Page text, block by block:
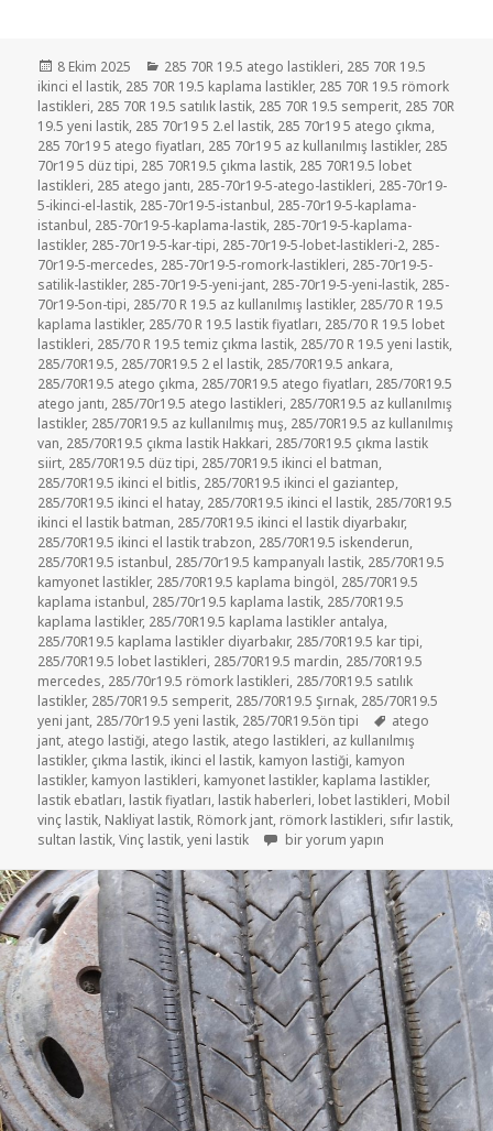
Yayın
tarihi
8 Ekim 2025 Kategoriler
285 70R 19.5 atego lastikleri, 285 70R 19.5
ikinci el lastik, 285 70R 19.5 kaplama lastikler, 285 70R 19.5 römork
lastikleri, 285 70R 19.5 satılık lastik, 285 70R 19.5 semperit, 285 70R
19.5 yeni lastik, 285 70r19 5 2.el lastik, 285 70r19 5 atego çıkma,
285 70r19 5 atego fiyatları, 285 70r19 5 az kullanılmış lastikler, 285
70r19 5 düz tipi, 285 70R19.5 çıkma lastik, 285 70R19.5 lobet
lastikleri, 285 atego jantı, 285-70r19-5-atego-lastikleri, 285-70r19-
5-ikinci-el-lastik, 285-70r19-5-istanbul, 285-70r19-5-kaplama-
istanbul, 285-70r19-5-kaplama-lastik, 285-70r19-5-kaplama-
lastikler, 285-70r19-5-kar-tipi, 285-70r19-5-lobet-lastikleri-2, 285-
70r19-5-mercedes, 285-70r19-5-romork-lastikleri, 285-70r19-5-
satilik-lastikler, 285-70r19-5-yeni-jant, 285-70r19-5-yeni-lastik, 285-
70r19-5on-tipi, 285/70 R 19.5 az kullanılmış lastikler, 285/70 R 19.5
kaplama lastikler, 285/70 R 19.5 lastik fiyatları, 285/70 R 19.5 lobet
lastikleri, 285/70 R 19.5 temiz çıkma lastik, 285/70 R 19.5 yeni lastik,
285/70R19.5, 285/70R19.5 2 el lastik, 285/70R19.5 ankara,
285/70R19.5 atego çıkma, 285/70R19.5 atego fiyatları, 285/70R19.5
atego jantı, 285/70r19.5 atego lastikleri, 285/70R19.5 az kullanılmış
lastikler, 285/70R19.5 az kullanılmış muş, 285/70R19.5 az kullanılmış
van, 285/70R19.5 çıkma lastik Hakkari, 285/70R19.5 çıkma lastik
siirt, 285/70R19.5 düz tipi, 285/70R19.5 ikinci el batman,
285/70R19.5 ikinci el bitlis, 285/70R19.5 ikinci el gaziantep,
285/70R19.5 ikinci el hatay, 285/70R19.5 ikinci el lastik, 285/70R19.5
ikinci el lastik batman, 285/70R19.5 ikinci el lastik diyarbakır,
285/70R19.5 ikinci el lastik trabzon, 285/70R19.5 iskenderun,
285/70R19.5 istanbul, 285/70r19.5 kampanyalı lastik, 285/70R19.5
kamyonet lastikler, 285/70R19.5 kaplama bingöl, 285/70R19.5
kaplama istanbul, 285/70r19.5 kaplama lastik, 285/70R19.5
kaplama lastikler, 285/70R19.5 kaplama lastikler antalya,
285/70R19.5 kaplama lastikler diyarbakır, 285/70R19.5 kar tipi,
285/70R19.5 lobet lastikleri, 285/70R19.5 mardin, 285/70R19.5
mercedes, 285/70r19.5 römork lastikleri, 285/70R19.5 satılık
lastikler, 285/70R19.5 semperit, 285/70R19.5 Şırnak, 285/70R19.5
yeni jant, 285/70r19.5 yeni lastik, 285/70R19.5ön tipi Etiketler
atego
jant, atego lastiği, atego lastik, atego lastikleri, az kullanılmış
lastikler, çıkma lastik, ikinci el lastik, kamyon lastiği, kamyon
lastikler, kamyon lastikleri, kamyonet lastikler, kaplama lastikler,
lastik ebatları, lastik fiyatları, lastik haberleri, lobet lastikleri, Mobil
vinç lastik, Nakliyat lastik, Römork jant, römork lastikleri, sıfır lastik,
sultan lastik,Vinç lastik,yeni lastik 285/70R19.5 RÖMORK VE VİNÇ
bir yorum yapın